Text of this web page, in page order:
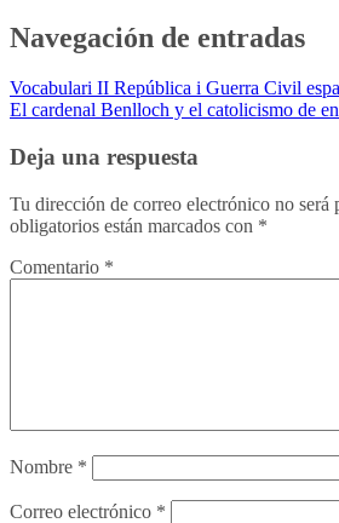
Navegación de entradas
Vocabulari II República i Guerra Civil
El cardenal Benlloch y el catolicismo de
Deja una respuesta
Tu dirección de correo electrónico no será
obligatorios están marcados con *
Comentario *
Nombre *
Correo electrónico *